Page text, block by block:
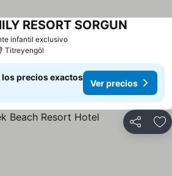
infantil exclusivoVer precios
RESORT SORGUN
Titreyengöl
los precios exactos
Ver precios
Compartir